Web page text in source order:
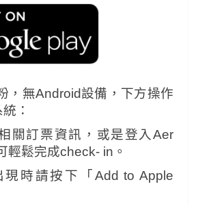
，無Android設備，下方操作
：
關訂票資訊，或是登入Aer
輕鬆完成check- in。
時請按下「Add to Apple